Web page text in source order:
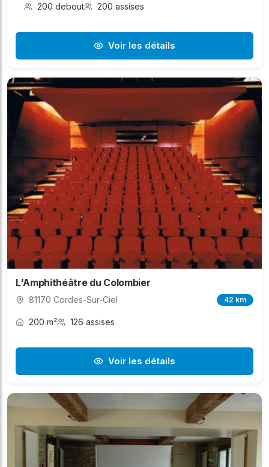
200 debout 200 assises
Voir les détails
L'Amphithéâtre du Colombier
81170 Cordes-Sur-Ciel 42 km
200 m² 126 assises
Voir les détails